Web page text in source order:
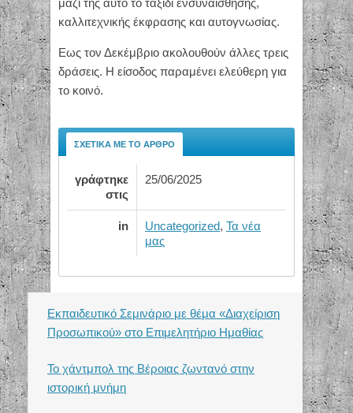
καλλιτεχνικής έκφρασης και αυτογνωσίας.
Εως τον Δεκέμβριο ακολουθούν άλλες τρεις
δράσεις. Η είσοδος παραμένει ελεύθερη για
το κοινό.
ΣΧΕΤΙΚΆ ΜΕ ΤΟ ΆΡΘΡΟ
γράφτηκε
στις
25/06/2025
in Uncategorized, Τα νέα
μας
Εκπαιδευτικό Σεμινάριο με θέμα «Διαχείριση
Προσωπικού» στο Επιμελητήριο Ημαθίας
Το χάντμπολ της Βέροιας ζωντανό στην
ιστορική μνήμη